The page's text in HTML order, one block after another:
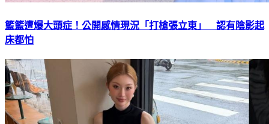
籃籃遭爆大頭症！公開感情現況「打槍張立東」 認有陰影起